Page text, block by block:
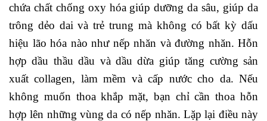
chứa chất chống oxy hóa giúp dưỡng da sâu, giúp da
trông dẻo dai và trẻ trung mà không có bất kỳ dấu
hiệu lão hóa nào như nếp nhăn và đường nhăn. Hỗn
hợp dầu thầu dầu và dầu dừa giúp tăng cường sản
xuất collagen, làm mềm và cấp nước cho da. Nếu
không muốn thoa khắp mặt, bạn chỉ cần thoa hỗn
hợp lên những vùng da có nếp nhăn. Lặp lại điều này